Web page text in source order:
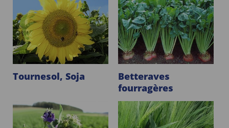
Tournesol, Soja
Betteraves
fourragères